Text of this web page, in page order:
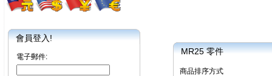
會員登入!
電子郵件:
MR25 零件
商品排序方式